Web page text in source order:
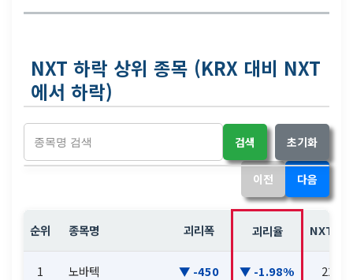
NXT 하락 상위 종목 (KRX 대비 NXT
에서 하락)
검색 초기화
이전 다음
순위 종목명 괴리폭 괴리율 NXT 현
1 노바텍 -450 -1.98%